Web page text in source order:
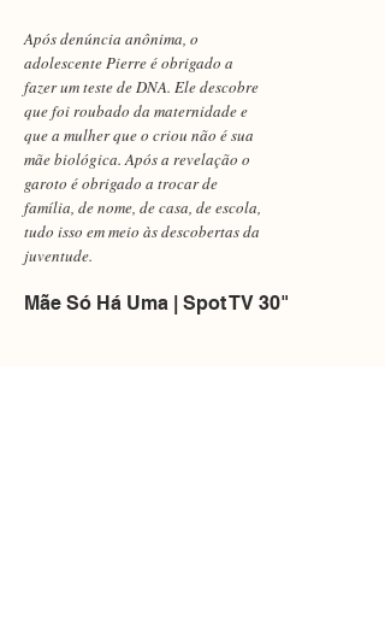
Após denúncia anônima, o
adolescente Pierre é obrigado a
fazer um teste de DNA. Ele descobre
que foi roubado da maternidade e
que a mulher que o criou não é sua
mãe biológica. Após a revelação o
garoto é obrigado a trocar de
família, de nome, de casa, de escola,
tudo isso em meio às descobertas da
juventude.
Mãe Só Há Uma | Spot TV 30"